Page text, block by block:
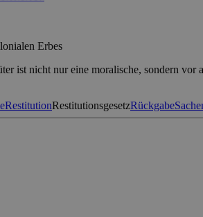
Erbes
ist nicht nur eine moralische, sondern
RestitutionRestitutionsgesetzRückgabe